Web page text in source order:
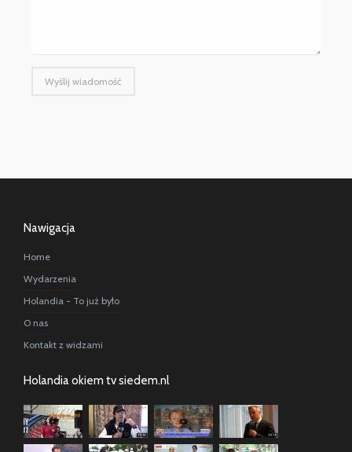
Wyślij wiadomość
Nawigacja
Home
Wydarzenia
Holandia - To już było
O nas
Kontakt z widzami
Holandia okiem tv siedem.nl